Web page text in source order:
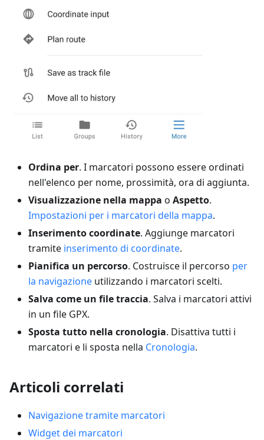
Ordina per. I marcatori possono essere ordinati
nell'elenco per nome, prossimità, ora di aggiunta.
Visualizzazione nella mappa o Aspetto.
Impostazioni per i marcatori della mappa.
Inserimento coordinate. Aggiunge marcatori
tramite inserimento di coordinate.
Pianifica un percorso. Costruisce il percorso per
la navigazione utilizzando i marcatori scelti.
Salva come un file traccia. Salva i marcatori attivi
in un file GPX.
Sposta tutto nella cronologia. Disattiva tutti i
marcatori e li sposta nella Cronologia.
Articoli correlati
Navigazione tramite marcatori
Widget dei marcatori